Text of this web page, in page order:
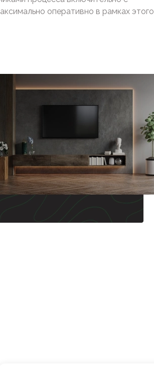
оперативно в рамках этого